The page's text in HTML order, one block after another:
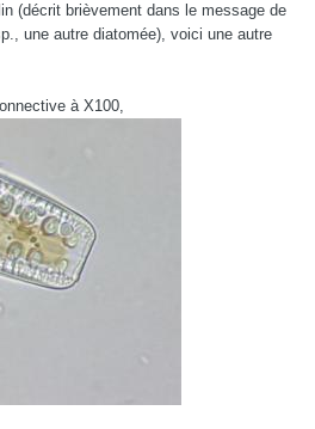
(décrit brièvement dans le message de
une autre diatomée), voici une autre
à X100,